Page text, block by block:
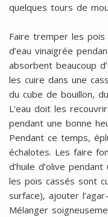
quelques tours de
Faire tremper les pois
d’eau vinaigrée
absorbent beaucoup
les cuire dans une
du cube de bouillon,
L’eau doit les
pendant une bonne
Pendant ce temps,
échalotes. Les faire
d’huile d’olive
les pois cassés sont
surface), ajouter
Mélanger